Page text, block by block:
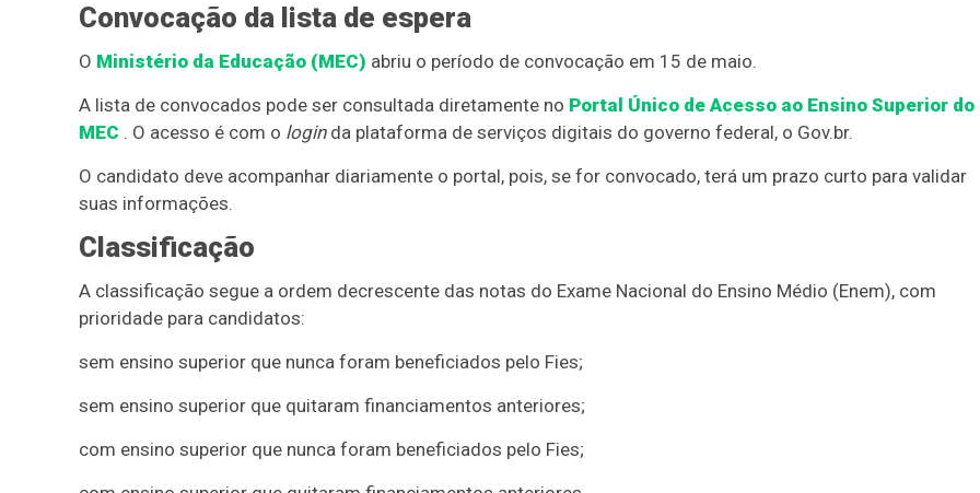
Convocação da lista de espera
O Ministério da Educação (MEC) abriu o período de convocação em 15 de maio.
A lista de convocados pode ser consultada diretamente no Portal Único de Acesso ao Ensino Superior do
MEC . O acesso é com o loginda plataforma de serviços digitais do governo federal, o Gov.br.
O candidato deve acompanhar diariamente o portal, pois, se for convocado, terá um prazo curto para validar
suas informações.
Classificação
A classificação segue a ordem decrescente das notas do Exame Nacional do Ensino Médio (Enem), com
prioridade para candidatos:
sem ensino superior que nunca foram beneficiados pelo Fies;
sem ensino superior que quitaram financiamentos anteriores;
com ensino superior que nunca foram beneficiados pelo Fies;